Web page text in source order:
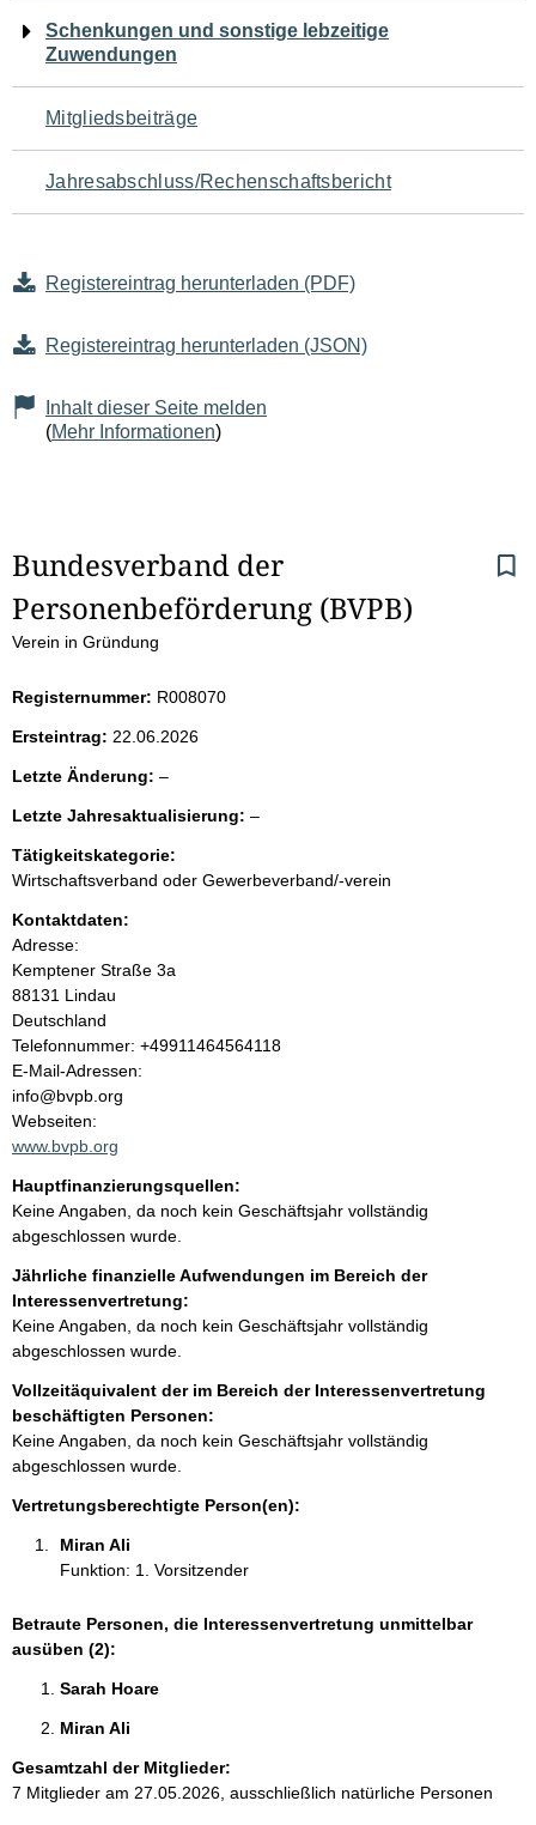
Schenkungen und sonstige lebzeitige
Zuwendungen
Mitgliedsbeiträge
Jahresabschluss/Rechenschaftsbericht
Registereintrag herunterladen (PDF)
Registereintrag herunterladen (JSON)
Inhalt dieser Seite melden
(Mehr Informationen)
S
e
t
e
n
i
n
h
a
l
t
Bundesverband der
Personenbeförderung (BVPB)
Verein in Gründung
Registernummer: R008070
Ersteintrag: 22.06.2026
Letzte Änderung: –l
e
r
Letzte Jahresaktualisierung: –l
r
Tätigkeitskategorie:
Wirtschaftsverband oder Gewerbeverband/-verein
Kontaktdaten:
Adresse:
Kemptener Straße 3a
88131 Lindau
Deutschland
K
o
n
t
a
t
i
n
f
o
r
m
t
i
o
n
e
Telefonnummer: +49911464564118
E-Mail-Adressen:
info@bvpb.org
Webseiten:
www.bvpb.org
Hauptfinanzierungsquellen:
Keine Angaben, da noch kein Geschäftsjahr vollständig
abgeschlossen wurde.
Jährliche finanzielle Aufwendungen im Bereich der
Interessenvertretung:
Keine Angaben, da noch kein Geschäftsjahr vollständig
abgeschlossen wurde.
Vollzeitäquivalent der im Bereich der Interessenvertretung
beschäftigten Personen:
Keine Angaben, da noch kein Geschäftsjahr vollständig
abgeschlossen wurde.
Vertretungsberechtigte Person(en):
Miran Ali
Funktion: 1. Vorsitzender
Betraute Personen, die Interessenvertretung unmittelbar
ausüben (2):
Sarah Hoare
Miran Ali
Gesamtzahl der Mitglieder:
7 Mitglieder am 27.05.2026, ausschließlich natürliche Personen